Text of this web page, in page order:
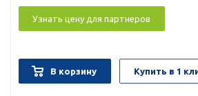
Узнать цену для партнеров
В корзину Купить в 1